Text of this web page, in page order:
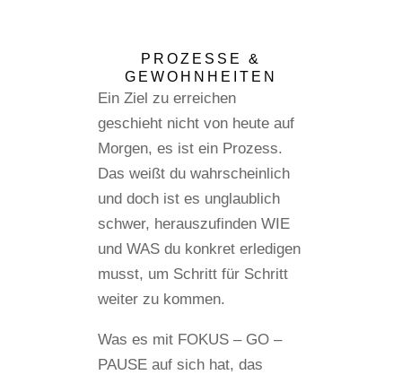
PROZESSE &
GEWOHNHEITEN
Ein Ziel zu erreichen
geschieht nicht von heute auf
Morgen, es ist ein Prozess.
Das weißt du wahrscheinlich
und doch ist es unglaublich
schwer, herauszufinden WIE
und WAS du konkret erledigen
musst, um Schritt für Schritt
weiter zu kommen.
Was es mit FOKUS – GO –
PAUSE auf sich hat, das